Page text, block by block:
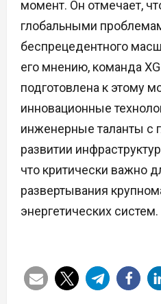
момент. Он отмечает,
глобальными
беспрецедентного
его мнению, команда
подготовлена к этому
инновационные
инженерные таланты с
развитии
что критически важно
развертывания
энергетических систем.